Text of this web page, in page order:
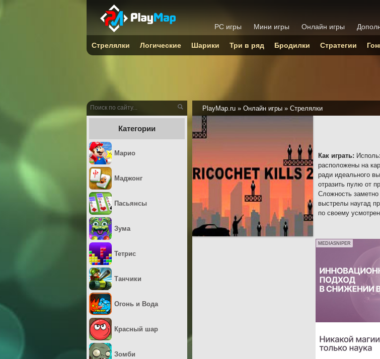
PlayMap.ru » Онлайн игры » Стрелялки
Как играть:
расположены на
ради идеального
отразить пулю от
Сложность
выстрелы наугад
по своему
MEDIASNIPER
Категории
Марио
Маджонг
Пасьянсы
Зума
Тетрис
Танчики
Огонь и Вода
Красный шар
Зомби
PC игры Мини игры Онлайн игры
Стрелялки Логические Шарики Три в ряд Бродилки Стратегии